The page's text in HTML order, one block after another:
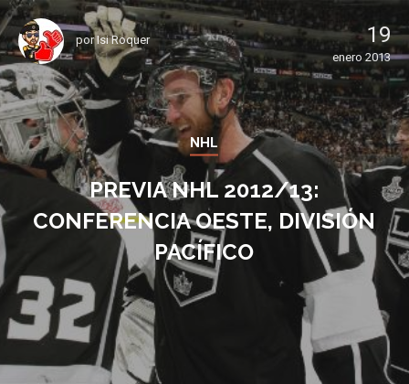
porIsi Roquer 19
enero 2013
NHL
PREVIA NHL 2012/13:
CONFERENCIA OESTE, DIVISIÓN
PACÍFICO